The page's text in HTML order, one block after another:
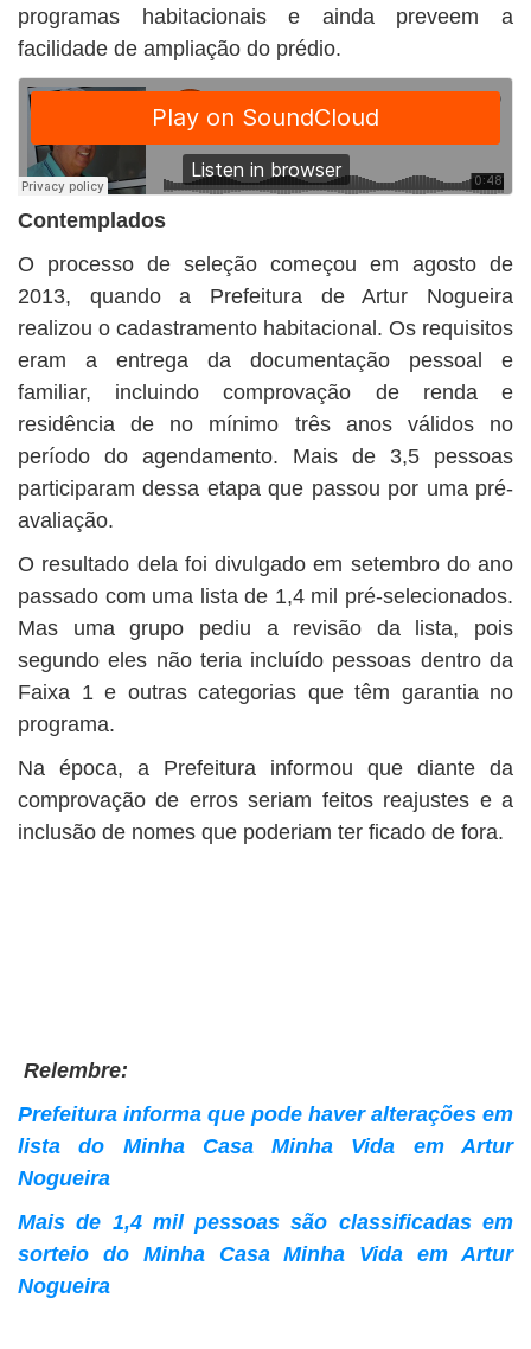
programas habitacionais e ainda preveem a
facilidade de ampliação do prédio.
Contemplados
O processo de seleção começou em agosto de
2013, quando a Prefeitura de Artur Nogueira
realizou o cadastramento habitacional. Os requisitos
eram a entrega da documentação pessoal e
familiar, incluindo comprovação de renda e
residência de no mínimo três anos válidos no
período do agendamento. Mais de 3,5 pessoas
participaram dessa etapa que passou por uma pré-
avaliação.
O resultado dela foi divulgado em setembro do ano
passado com uma lista de 1,4 mil pré-selecionados.
Mas uma grupo pediu a revisão da lista, pois
segundo eles não teria incluído pessoas dentro da
Faixa 1 e outras categorias que têm garantia no
programa.
Na época, a Prefeitura informou que diante da
comprovação de erros seriam feitos reajustes e a
inclusão de nomes que poderiam ter ficado de fora.
Relembre:
Prefeitura informa que pode haver alterações em
lista do Minha Casa Minha Vida em Artur
Nogueira
Mais de 1,4 mil pessoas são classificadas em
sorteio do Minha Casa Minha Vida em Artur
Nogueira